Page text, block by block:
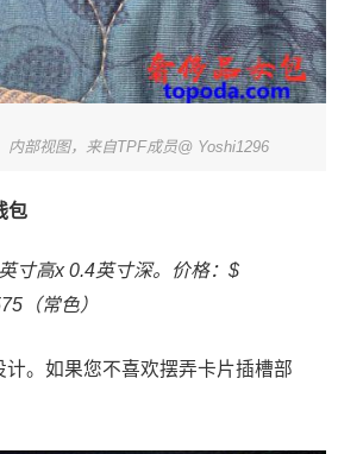
内部视图，来自TPF成员@ Yoshi1296
包
寸高x 0.4英寸深。价格：$
（常色）
。如果您不喜欢摆弄卡片插槽部